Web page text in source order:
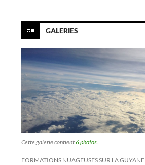
GALERIES
Cette galerie contient6 photos.
FORMATIONS NUAGEUSES SUR LA GUYANE